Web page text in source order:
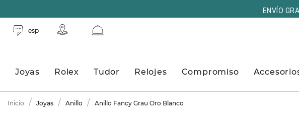
ENVÍO
esp
Joyas Rolex Tudor Relojes Compromiso
Inicio Joyas Anillo Anillo Fancy Grau Oro Blanco